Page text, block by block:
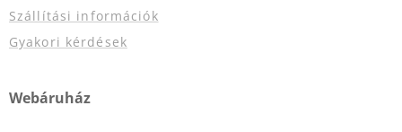
Szállítási információk
Gyakori kérdések
Webáruház